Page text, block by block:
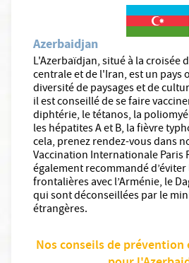
Azerbaidjan
L'Azerbaïdjan, situé à la croisée
centrale et de l'Iran, est un pays
diversité de paysages et de
il est conseillé de se faire
diphtérie, le tétanos, la
les hépatites A et B, la fièvre
cela, prenez rendez-vous dans
Vaccination Internationale Paris
également recommandé
frontalières avec l’Arménie, le
qui sont déconseillées par le
étrangères.
Nos conseils de